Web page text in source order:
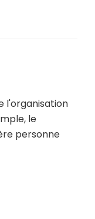
l'organisation
le
personne